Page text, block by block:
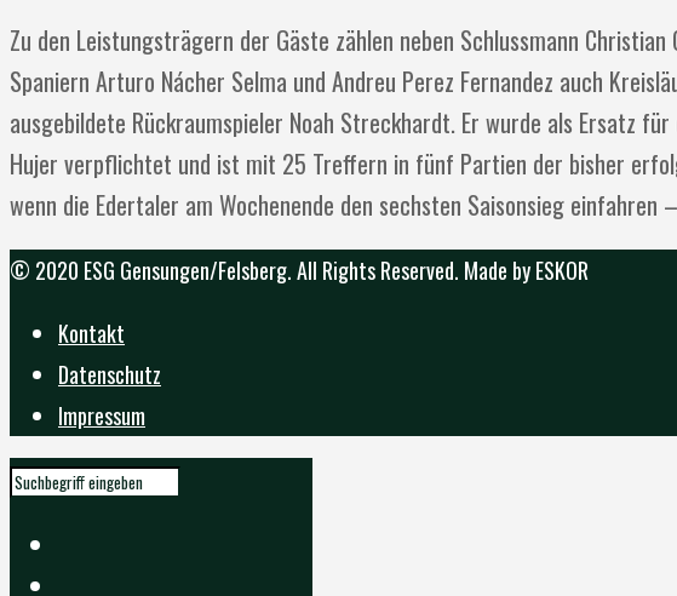
Zu den Leistungsträgern der Gäste zählen neben Schlussmann
Spaniern Arturo Nácher Selma und Andreu Perez Fernandez auch
ausgebildete Rückraumspieler Noah Streckhardt. Er wurde als Ersatz
Hujer verpflichtet und ist mit 25 Treffern in fünf Partien der bisher
wenn die Edertaler am Wochenende den sechsten Saisonsieg einfahren
© 2020 ESG Gensungen/Felsberg. All Rights Reserved. Made by ESKOR
Kontakt
Datenschutz
Impressum